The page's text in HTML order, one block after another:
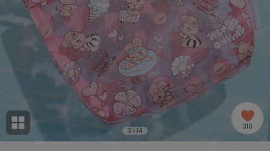
(2005)
ョン雑貨 (865)
adidas by Stella McCartney
アディダス バイ ステラマッカートニー
ALLISON BROWN
アリソンブラウン
アマブロ
Ame no chi Hare
アメノチハレ
3 / 14 310